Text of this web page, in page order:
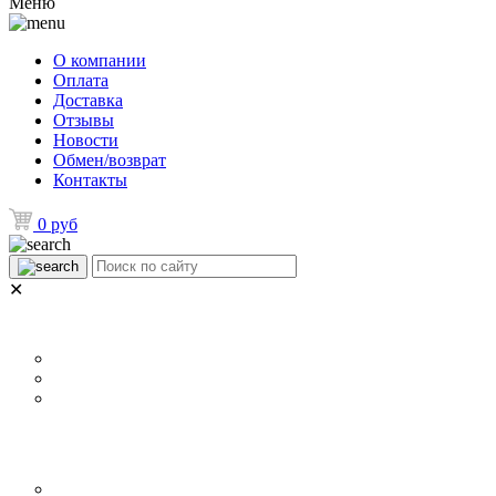
О компании
Оплата
Доставка
Отзывы
Новости
Обмен/возврат
Контакты
0 руб
✕